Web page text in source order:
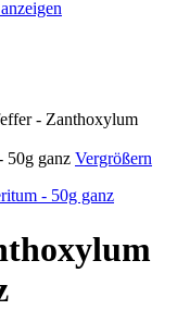
- Zanthoxylum
Vergrößern